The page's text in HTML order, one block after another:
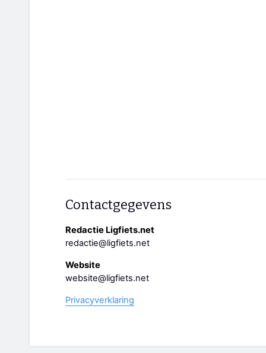
Contactgegevens
Redactie Ligfiets.net
redactie@ligfiets.net
Website
website@ligfiets.net
Privacyverklaring